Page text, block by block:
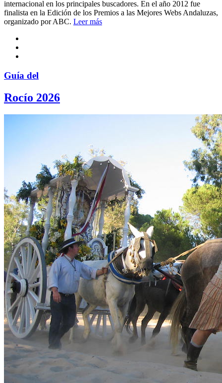
internacional en los principales buscadores. En el año 2012 fue
finalista en la Edición de los Premios a las Mejores Webs Andaluzas,
organizado por ABC. Leer más
Guía del
Rocío 2026